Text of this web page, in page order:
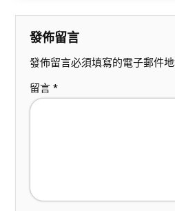
發佈留言
發佈留言必須填寫的電子郵件
留言 *